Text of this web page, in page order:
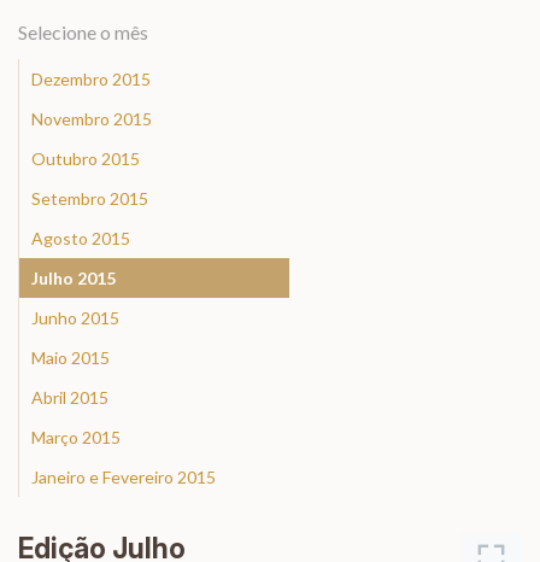
Selecione o mês
Dezembro 2015
Novembro 2015
Outubro 2015
Setembro 2015
Agosto 2015
Julho 2015
Junho 2015
Maio 2015
Abril 2015
Março 2015
Janeiro e Fevereiro 2015
Edição Julho